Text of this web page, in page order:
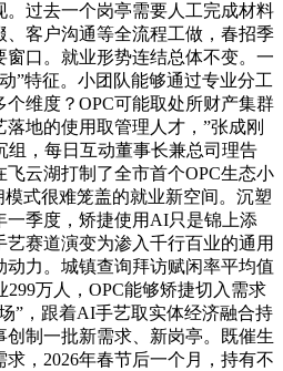
。过去一个岗亭需要人工完成材料
客户沟通等全流程工做，春招季
口。就业形势连结总体不变。一
”特征。小团队能够通过专业分工
维度？OPC可能取处所财产集群
地的使用取管理人才，”张成刚
，每日互动董事长兼总司理告
云湖打制了全市首个OPC生态小
式很难笼盖的就业新空间。沉塑
一季度，矫捷使用AI只是锦上添
赛道演变为渗入千行百业的通用
力。城镇查询拜访赋闲率平均值
299万人，OPC能够矫捷切入需求
”，跟着AI手艺取实体经济融合持
制一批新需求、新岗亭。既催生
，2026年春节后一个月，持有不